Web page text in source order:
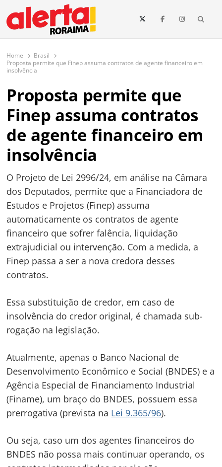
conteúdo
O maior portal de notícias de Roraima
O Alerta Roraima é seu portal de notícias completo sobre política,
e todo o estado de Roraima. Fique sempre informado com
atualizações em tempo real!
Home
Brasil
Proposta permite que Finep assuma contratos de agente financeiro em
insolvência
Proposta permite que
Finep assuma contratos
de agente financeiro em
insolvência
O Projeto de Lei 2996/24, em análise na Câmara
dos Deputados, permite que a Financiadora de
Estudos e Projetos (Finep) assuma
automaticamente os contratos de agente
financeiro que sofrer falência, liquidação
extrajudicial ou intervenção. Com a medida, a
Finep passa a ser a nova credora desses
contratos.
Essa substituição de credor, em caso de
insolvência do credor original, é chamada sub-
rogação na legislação.
Atualmente, apenas o Banco Nacional de
Desenvolvimento Econômico e Social (BNDES) e a
Agência Especial de Financiamento Industrial
(Finame), um braço do BNDES, possuem essa
prerrogativa (prevista na Lei 9.365/96).
Ou seja, caso um dos agentes financeiros do
BNDES não possa mais continuar operando, os